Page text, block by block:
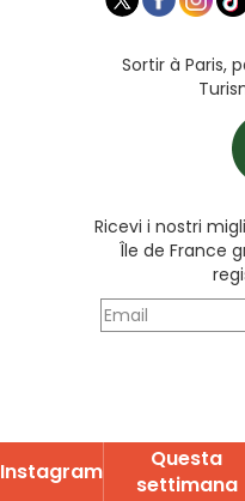
Sortir à Paris,
Ricevi i nostri
Île de France
Instagram
Questa
settimana